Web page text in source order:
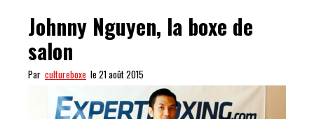
Johnny Nguyen, la boxe de
salon
Par cultureboxe le 21 août 2015